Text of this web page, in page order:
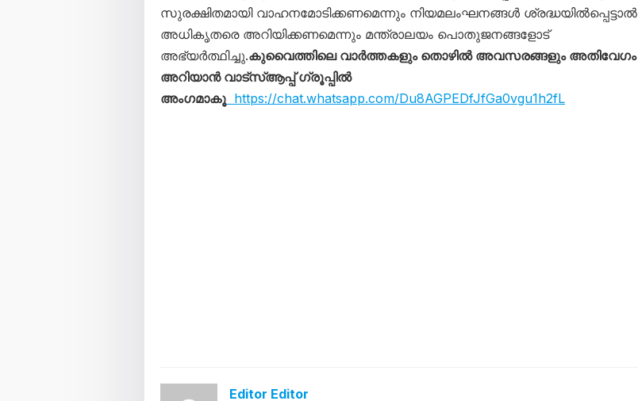
സുരക്ഷിതമായി വാഹനമോടിക്കണമെന്നും നിയമലംഘനങ്ങൾ ശ്രദ്ധയിൽപ്പെട്ടാൽ
അധികൃതരെ അറിയിക്കണമെന്നും മന്ത്രാലയം പൊതുജനങ്ങളോട്
അഭ്യർത്ഥിച്ചു.കുവൈത്തിലെ വാർത്തകളും തൊഴിൽ അവസരങ്ങളും അതിവേഗം
അറിയാൻ വാട്സ്ആപ്പ് ഗ്രൂപ്പിൽ
അംഗമാകൂ https://chat.whatsapp.com/Du8AGPEDfJfGa0vgu1h2fL
Editor Editor